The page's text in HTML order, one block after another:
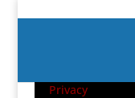
Privacy